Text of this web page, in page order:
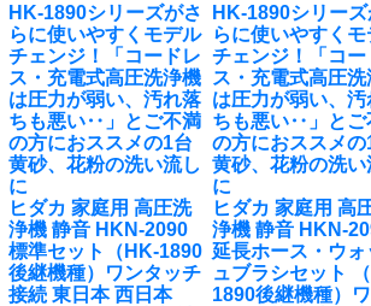
HK-1890シリーズがさ
らに使いやすくモデル
チェンジ！「コードレ
ス・充電式高圧洗浄機
は圧力が弱い、汚れ落
ちも悪い‥」とご不満
の方におススメの1台
黄砂、花粉の洗い流し
に
ヒダカ 家庭用 高圧洗
浄機 静音 HKN-2090
標準セット（HK-1890
後継機種）ワンタッチ
接続 東日本 西日本
HK-1890シリーズ
らに使いやすくモ
チェンジ！「コー
ス・充電式高圧洗
は圧力が弱い、汚
ちも悪い‥」とご
の方におススメの
黄砂、花粉の洗い
に
ヒダカ 家庭用 高
浄機 静音 HKN-
延長ホース・ウォ
ュブラシセット
1890後継機種）